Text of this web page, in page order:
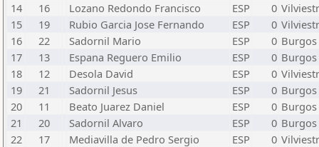
14
16 Lozano Redondo Francisco ESP 0
15
19 Rubio Garcia Jose Fernando ESP 0
16
22 Sadornil Mario ESP 0 Burgos
17
13 Espana Reguero Emilio ESP 0 Burgos
18
12 Desola David ESP 0
19
21 Sadornil Jesus ESP 0 Burgos
20
11 Beato Juarez Daniel ESP 0 Burgos
21
20 Sadornil Alvaro ESP 0 Burgos
22
17 Mediavilla de Pedro Sergio ESP 0